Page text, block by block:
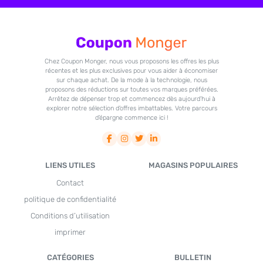
Chez Coupon Monger, nous vous proposons les offres les plus
récentes et les plus exclusives pour vous aider à économiser
sur chaque achat. De la mode à la technologie, nous
proposons des réductions sur toutes vos marques préférées.
Arrêtez de dépenser trop et commencez dès aujourd’hui à
explorer notre sélection d’offres imbattables. Votre parcours
d’épargne commence ici !
LIENS UTILES
Contact
politique de confidentialité
Conditions d’utilisation
imprimer
MAGASINS POPULAIRES
CATÉGORIES BULLETIN